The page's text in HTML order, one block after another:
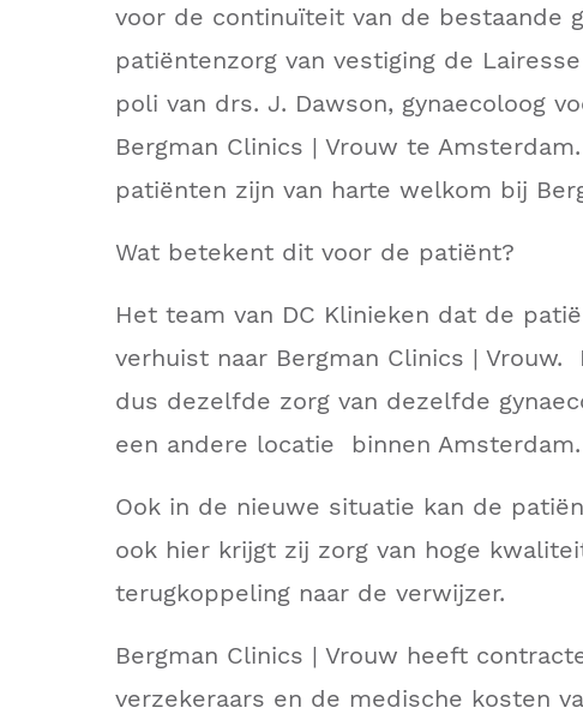
voor de continuïteit van de bestaande
patiëntenzorg van vestiging de
poli van drs. J. Dawson, gynaecoloog
Bergman Clinics | Vrouw te
patiënten zijn van harte welkom bij
Wat betekent dit voor de patiënt?
Het team van DC Klinieken dat de
verhuist naar Bergman Clinics |
dus dezelfde zorg van dezelfde
een andere locatie binnen Amsterdam.
Ook in de nieuwe situatie kan de
ook hier krijgt zij zorg van hoge
terugkoppeling naar de verwijzer.
Bergman Clinics | Vrouw heeft
verzekeraars en de medische kosten